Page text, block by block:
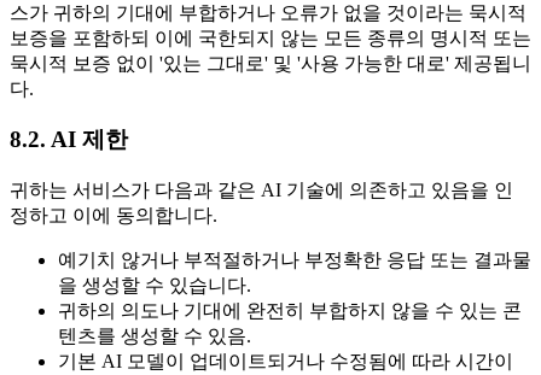
스가 귀하의 기대에 부합하거나 오류가 없을 것이라는 묵시적
보증을 포함하되 이에 국한되지 않는 모든 종류의 명시적 또는
묵시적 보증 없이 '있는 그대로' 및 '사용 가능한 대로' 제공됩니
다.
8.2. AI 제한
귀하는 서비스가 다음과 같은 AI 기술에 의존하고 있음을 인
정하고 이에 동의합니다.
예기치 않거나 부적절하거나 부정확한 응답 또는 결과물
을 생성할 수 있습니다.
귀하의 의도나 기대에 완전히 부합하지 않을 수 있는 콘
텐츠를 생성할 수 있음.
기본 AI 모델이 업데이트되거나 수정됨에 따라 시간이